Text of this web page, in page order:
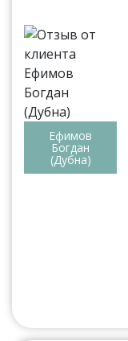
Ефимов
Богдан
(Дубна)